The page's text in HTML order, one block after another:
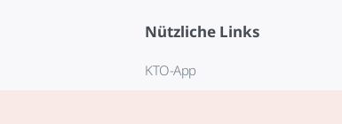
Nützliche Links
KTO-App